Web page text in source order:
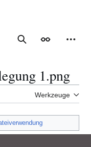
Suche
1.png
Werkzeuge